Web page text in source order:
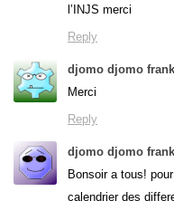
l’INJS merci
Reply
djomo djomo
Merci
Reply
djomo djomo
Bonsoir a tous!
calendrier des